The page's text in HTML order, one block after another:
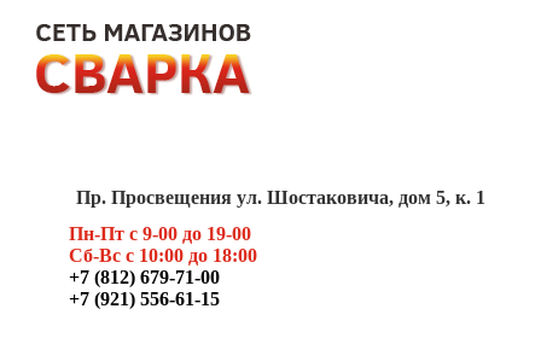
Пр. Просвещения ул. Шостаковича, дом 5, к. 1
Пн-Пт с 9-00 до 19-00
Сб-Вс с 10:00 до 18:00
+7 (812) 679-71-00
+7 (921) 556-61-15